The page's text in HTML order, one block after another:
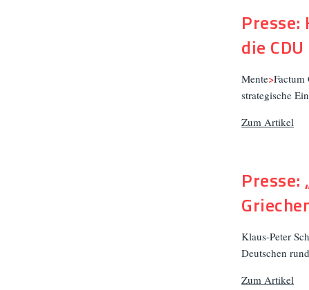
die CDU
Mente>Factum
strategische
Zum Artikel
Presse:
Klaus-Peter
Deutschen
Zum Artikel